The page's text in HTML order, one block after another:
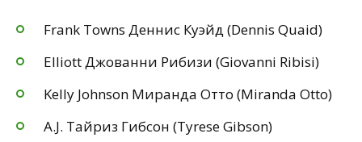
Frank Towns Деннис Куэйд (Dennis Quaid)
Elliott Джованни Рибизи (Giovanni Ribisi)
Kelly Johnson Миранда Отто (Miranda Otto)
A.J. Тайриз Гибсон (Tyrese Gibson)